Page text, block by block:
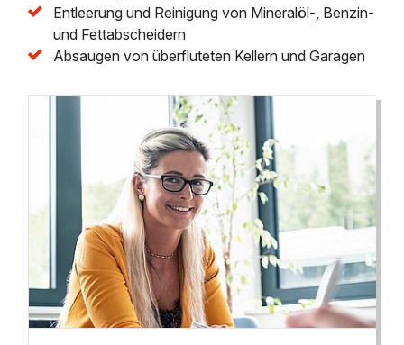
Entleerung und Reinigung von Mineralöl-, Benzin-
und Fettabscheidern
Absaugen von überfluteten Kellern und Garagen